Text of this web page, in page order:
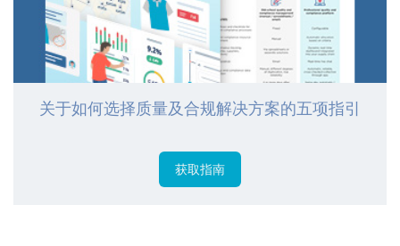
关于如何选择质量及合规解决方案的五项指引
获取指南